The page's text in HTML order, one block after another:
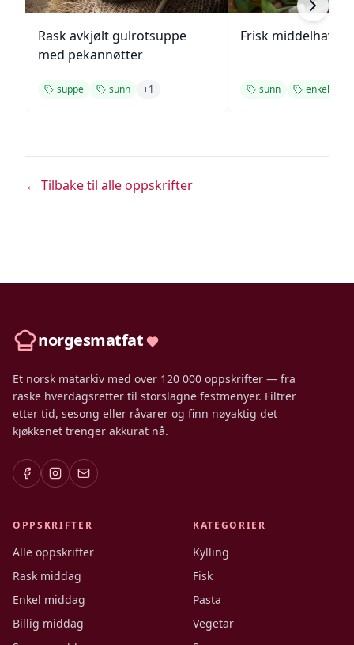
Rask avkjølt gulrotsuppe
med pekannøtter
suppe sunn +1
Frisk middelhavs
sunn enkel
← Tilbake til alle oppskrifter
norgesmatfat
Et norsk matarkiv med over 120 000 oppskrifter — fra
raske hverdagsretter til storslagne festmenyer. Filtrer
etter tid, sesong eller råvarer og finn nøyaktig det
kjøkkenet trenger akkurat nå.
OPPSKRIFTER
Alle oppskrifter
Rask middag
Enkel middag
Billig middag
KATEGORIER
Kylling
Fisk
Pasta
Vegetar